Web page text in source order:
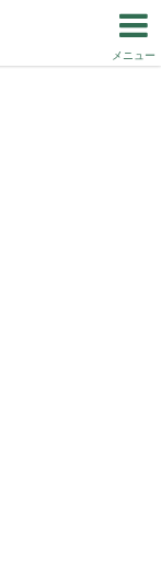
メニュー